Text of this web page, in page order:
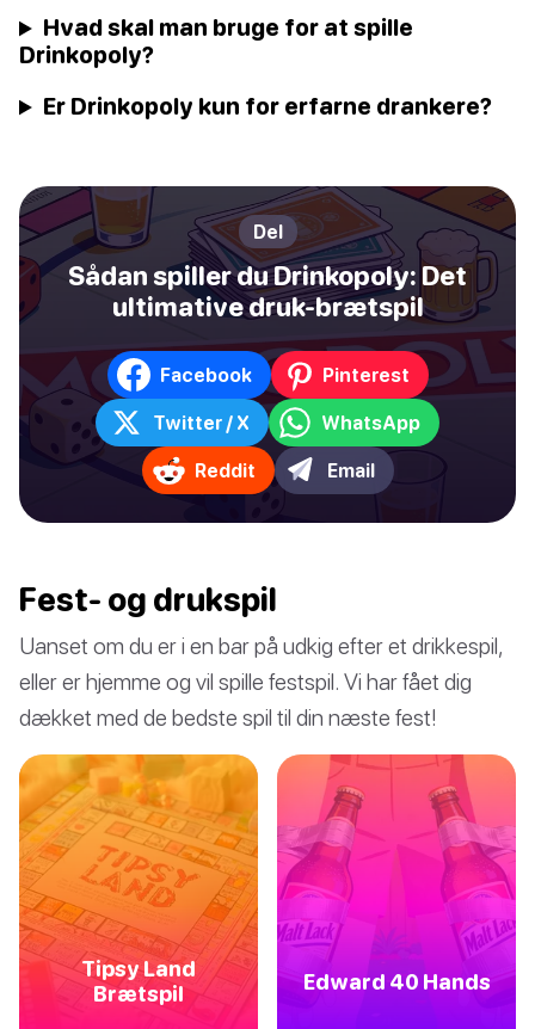
Hvad skal man bruge for at spille
Drinkopoly?
Er Drinkopoly kun for erfarne drankere?
Del
Sådan spiller du Drinkopoly: Det
ultimative druk-brætspil
Facebook Pinterest
Twitter / X WhatsApp
Reddit Email
Fest- og drukspil
Uanset om du er i en bar på udkig efter et drikkespil,
eller er hjemme og vil spille festspil. Vi har fået dig
dækket med de bedste spil til din næste fest!
Tipsy Land
Brætspil
Edward 40 Hands